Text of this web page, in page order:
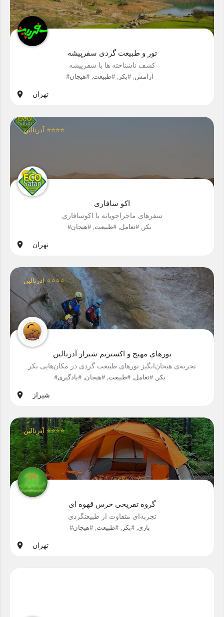
تور و طبیعت گردی سفرپیشه
کشف ناشناخته ها با سفرپیشه
#آرامش, #بکر, #طبیعت, #هیجان
تهران
اکو سافاری
سفرهای ماجراجویانه با اکوسافاری
#بکر, #تعامل, #طبیعت, #هیجان
آدرنالین ⭐⭐⭐⭐
تهران
تورهاي مهيج و اكستريم شیراز آدرنالین
تجربه‌ی هیجان‌انگیز تورهای طبیعت گردی در مکان‌هایی بکر
#بکر, #تعامل, #طبیعت, #هیجان, #یادگیری
آدرنالین ⭐⭐⭐⭐
شیراز
گروه تفریحی خرس قهوه ای
تجربه‌ای متفاوت از طبیعتگردی
#بازی, #بکر, #طبیعت, #هیجان
آدرنالین ⭐⭐⭐⭐
تهران